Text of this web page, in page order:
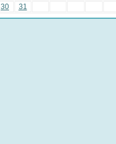
30
31